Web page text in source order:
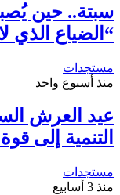
سبتة.. حين
“الضياع الذي
مستجدات
منذ أسبوع واحد
عيد العرش
التنمية إلى
مستجدات
منذ 3 أسابيع